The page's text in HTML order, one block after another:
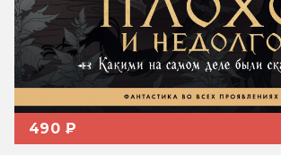
490 ₽